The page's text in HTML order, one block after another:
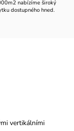
nabízíme široký
dostupného hned.
vertikálními